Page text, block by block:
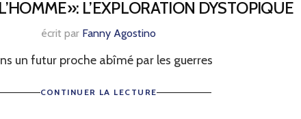
L’EXPLORATION DYSTOPIQUE
écrit par Fanny Agostino
un futur proche abîmé par les guerres
CONTINUER LA LECTURE